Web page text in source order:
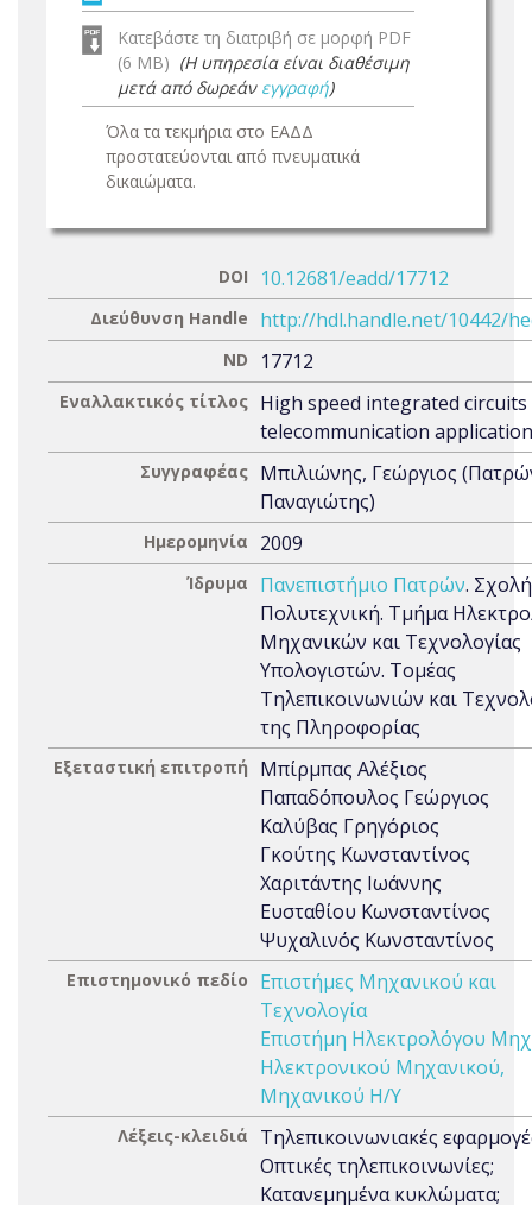
Κατεβάστε τη διατριβή σε μορφή PDF
(6 MB) (Η υπηρεσία είναι διαθέσιμη
μετά από δωρεάν εγγραφή)
Όλα τα τεκμήρια στο ΕΑΔΔ
προστατεύονται από πνευματικά
δικαιώματα.
DOI 10.12681/eadd/17712
Διεύθυνση Handle http://hdl.handle.net/10442/
ND 17712
Εναλλακτικός τίτλος High speed integrated
telecommunication
Συγγραφέας Μπιλιώνης, Γεώργιος
Παναγιώτης)
Ημερομηνία 2009
Ίδρυμα Πανεπιστήμιο Πατρών. Σχολή
Πολυτεχνική. Τμήμα
Μηχανικών και Τεχνολογίας
Υπολογιστών. Τομέας
Τηλεπικοινωνιών και
της Πληροφορίας
Εξεταστική επιτροπή
Μπίρμπας Αλέξιος
Παπαδόπουλος Γεώργιος
Καλύβας Γρηγόριος
Γκούτης Κωνσταντίνος
Χαριτάντης Ιωάννης
Ευσταθίου Κωνσταντίνος
Ψυχαλινός Κωνσταντίνος
Επιστημονικό πεδίο
Επιστήμες Μηχανικού και
Τεχνολογία
Επιστήμη Ηλεκτρολόγου
Ηλεκτρονικού Μηχανικού,
Μηχανικού Η/Υ
Λέξεις-κλειδιά
Τηλεπικοινωνιακές
Οπτικές τηλεπικοινωνίες;
Κατανεμημένα κυκλώματα;